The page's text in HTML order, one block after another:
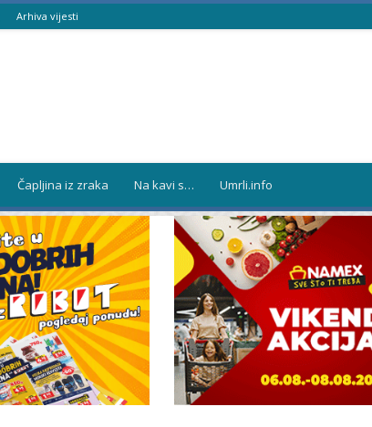
Arhiva vijesti
Čapljina iz zraka Na kavi s… Umrli.info